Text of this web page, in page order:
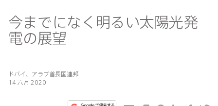
今までになく明るい太陽光発
電の展望
ドバイ、アラブ首長国連邦
14 六月 2020